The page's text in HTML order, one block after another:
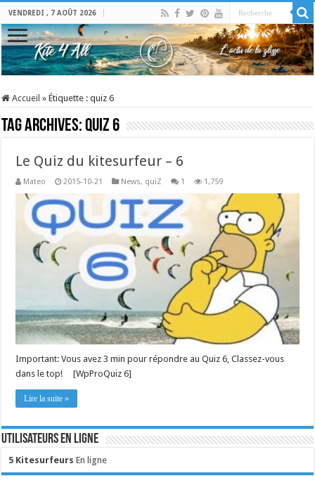
VENDREDI , 7 AOÛT 2026
Accueil » Étiquette :quiz 6
Tag Archives:quiz 6
Le Quiz du kitesurfeur – 6
Mateo 2015-10-21 News, quiZ 1 1,759
Important: Vous avez 3 min pour répondre au Quiz 6, Classez-vous
dans le top! [WpProQuiz 6]
Lire la suite »
Utilisateurs en ligne
5 Kitesurfeurs En ligne